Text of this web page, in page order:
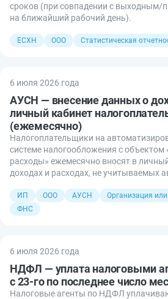
сроков (при совпадении с выходным/
на ближайший рабочий день).
ЕСХН ООО Статистическая
6 июля 2026 года
АУСН — внесение данных о
личный кабинет
(ежемесячно)
Налогоплательщики на
системе налогообложения с
расходы» ежемесячно вносят в
доходах и расходах, не учитываемых
ИП ООО АУСН
Организация
ФНС
6 июля 2026 года
НДФЛ — уплата налоговыми
с 23-го по последнее число
Налоговые агенты по НДФЛ